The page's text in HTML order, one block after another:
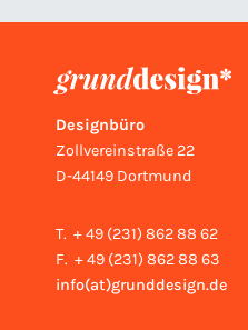
Designbüro
Zollvereinstraße 22
D-44149 Dortmund
T. + 49 (231) 862 88 62
F. + 49 (231) 862 88 63
info(at)grunddesign.de